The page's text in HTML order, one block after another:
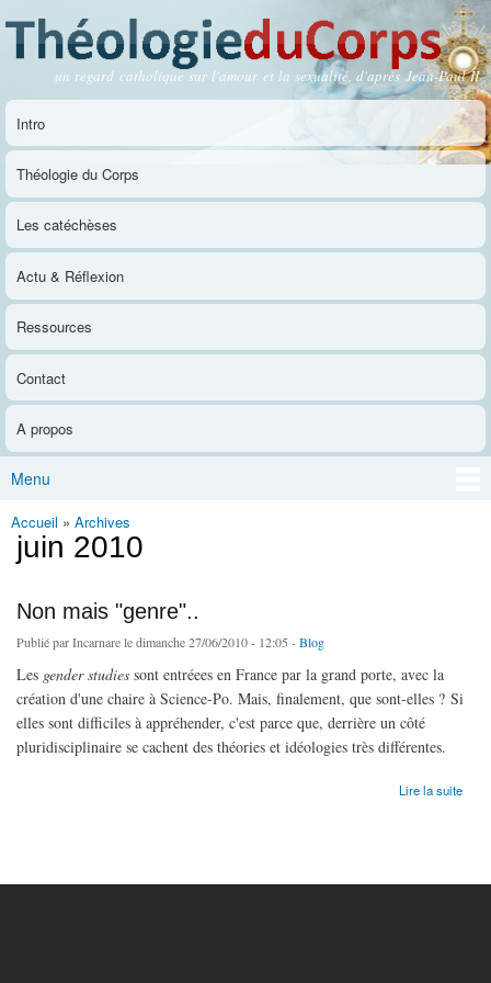
contenu
principal
Théologie du Corps
un regard catholique sur l'amour et la sexualité, d'après Jean-Paul II
Menu principal
Intro
Théologie du Corps
Les catéchèses
Actu & Réflexion
Ressources
Contact
A propos
Menu
Vous êtes ici
Accueil » Archives
juin 2010
Non mais "genre"..
Publié parIncarnarele dimanche 27/06/2010 - 12:05 -Blog
Les gender studies sont entréees en France par la grand porte, avec la
création d'une chaire à Science-Po. Mais, finalement, que sont-elles ? Si
elles sont difficiles à appréhender, c'est parce que, derrière un côté
pluridisciplinaire se cachent des théories et idéologies très différentes.
Lire la suite